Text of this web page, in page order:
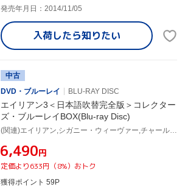
発売年月日：2014/11/05
入荷したら知りたい
中古
DVD・ブルーレイ
BLU-RAY DISC
エイリアン3＜日本語吹替完全版＞コレクター
ズ・ブルーレイBOX(Blu-ray Disc)
(関連)エイリアン,シガニー・ウィーヴァー,チャールズ・S.ダットン,チャールズ・ダンス,デヴィッド・フィンチャー(監督)
¥6,490円
定価より633円（8%）おトク
獲得ポイント 59P